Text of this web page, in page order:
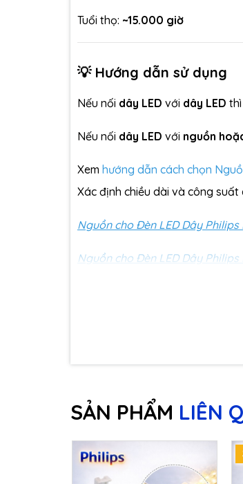
Tuổi thọ: ~15.000 giờ
💡 Hướng dẫn sử dụng
Nếu nối dây LED với dây LED
Nếu nối dây LED với nguồn
Xem hướng dẫn cách chọn
Xác định chiều dài và công
Nguồn cho Đèn LED Dây
Nguồn cho Đèn LED Dây
Dòng Gen 3 – cải tiến độ bền và
Điện áp 24V an toàn khi sử dụng
Ánh sáng đều, không gây chói
SẢN PHẨM LIÊN